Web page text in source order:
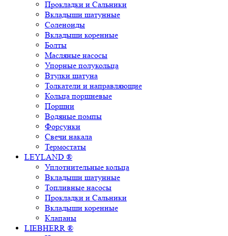
Прокладки и Сальники
Вкладыши шатунные
Соленоиды
Вкладыши коренные
Болты
Масляные насосы
Упорные полукольца
Втулки шатуна
Толкатели и направляющие
Кольца поршневые
Поршни
Водяные помпы
Форсунки
Свечи накала
Термостаты
LEYLAND ®
Уплотнительные кольца
Вкладыши шатунные
Топливные насосы
Прокладки и Сальники
Вкладыши коренные
Клапаны
LIEBHERR ®